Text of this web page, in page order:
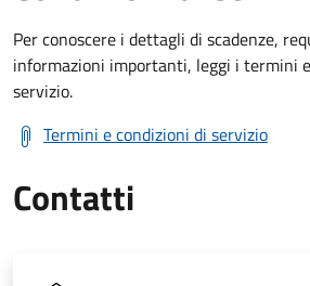
Per conoscere i dettagli di scadenze,
informazioni importanti, leggi i termini
servizio.
Termini e condizioni di servizio
Contatti